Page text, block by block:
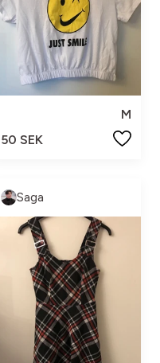
M
50 SEK
Saga